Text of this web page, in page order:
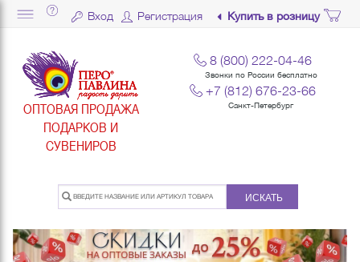
Вход Регистрация Купить в розницу
ОПТОВАЯ ПРОДАЖА
ПОДАРКОВ И
СУВЕНИРОВ
8 (800) 222-04-46
Звонки по России бесплатно
+7 (812) 676-23-66
Санкт-Петербург
ИСКАТЬ